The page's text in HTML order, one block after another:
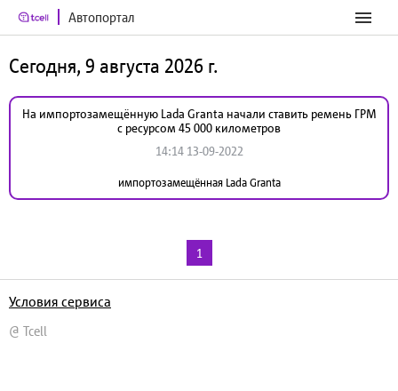
Автопортал
Сегодня, 9 августа 2026 г.
На импортозамещённую Lada Granta начали ставить ремень ГРМ
с ресурсом 45 000 километров
14:14 13-09-2022
импортозамещённая Lada Granta
1
@ Tcell
Условия сервиса